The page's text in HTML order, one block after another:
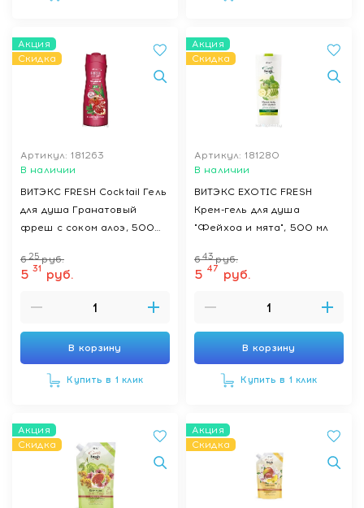
Акция
Скидка
Артикул: 181263
В наличии
ВИТЭКС FRESH Cocktail Гель
для душа Гранатовый
фреш с соком алоэ, 500
625 руб.
5 31 руб.
В корзину
Купить в 1 клик
Акция
Скидка
Артикул: 181280
В наличии
ВИТЭКС EXOTIC FRESH
Крем-гель для душа
"Фейхоа и мята", 500 мл
643 руб.
5 47 руб.
В корзину
Купить в 1 клик
Акция
Скидка
Акция
Скидка